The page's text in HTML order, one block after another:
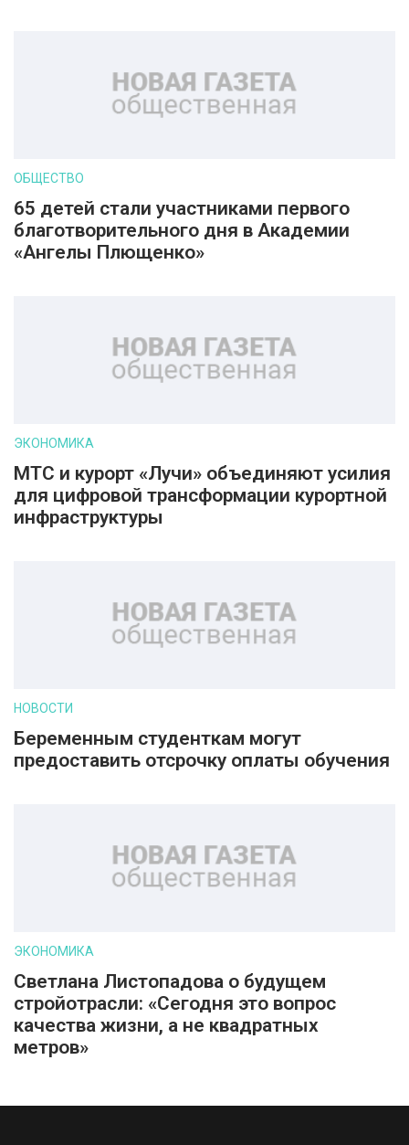
ОБЩЕСТВО
65 детей стали участниками первого
благотворительного дня в Академии
«Ангелы Плющенко»
ЭКОНОМИКА
МТС и курорт «Лучи» объединяют усилия
для цифровой трансформации курортной
инфраструктуры
НОВОСТИ
Беременным студенткам могут
предоставить отсрочку оплаты обучения
ЭКОНОМИКА
Светлана Листопадова о будущем
стройотрасли: «Сегодня это вопрос
качества жизни, а не квадратных
метров»